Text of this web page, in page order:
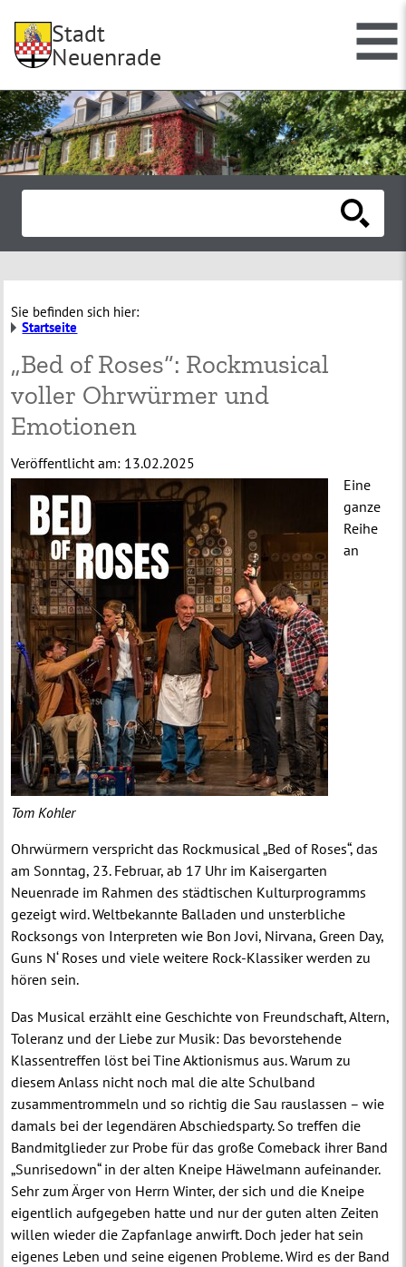
Stadt
Neuenrade
Sie befinden sich hier:
Startseite
„Bed of Roses“: Rockmusical
voller Ohrwürmer und
Emotionen
Veröffentlicht am: 13.02.2025
Tom Kohler
Eine
ganze
Reihe
an
Ohrwürmern verspricht das Rockmusical „Bed of Roses“, das
am Sonntag, 23. Februar, ab 17 Uhr im Kaisergarten
Neuenrade im Rahmen des städtischen Kulturprogramms
gezeigt wird. Weltbekannte Balladen und unsterbliche
Rocksongs von Interpreten wie Bon Jovi, Nirvana, Green Day,
Guns N‘ Roses und viele weitere Rock-Klassiker werden zu
hören sein.
Das Musical erzählt eine Geschichte von Freundschaft, Altern,
Toleranz und der Liebe zur Musik: Das bevorstehende
Klassentreffen löst bei Tine Aktionismus aus. Warum zu
diesem Anlass nicht noch mal die alte Schulband
zusammentrommeln und so richtig die Sau rauslassen – wie
damals bei der legendären Abschiedsparty. So treffen die
Bandmitglieder zur Probe für das große Comeback ihrer Band
„Sunrisedown“ in der alten Kneipe Häwelmann aufeinander.
Sehr zum Ärger von Herrn Winter, der sich und die Kneipe
eigentlich aufgegeben hatte und nur der guten alten Zeiten
willen wieder die Zapfanlage anwirft. Doch jeder hat sein
eigenes Leben und seine eigenen Probleme. Wird es der Band